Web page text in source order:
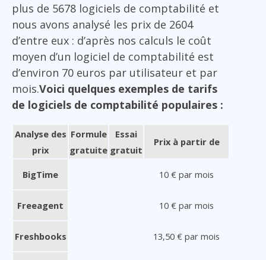
plus de 5678 logiciels de comptabilité et
nous avons analysé les prix de 2604
d’entre eux : d’après nos calculs le coût
moyen d’un logiciel de comptabilité est
d’environ 70 euros par utilisateur et par
mois.Voici quelques exemples de tarifs
de logiciels de comptabilité populaires :
Analyse des
prix
Formule
gratuite
Essai
gratuit
Prix à partir de
BigTime 10 € par mois
Freeagent 10 € par mois
Freshbooks 13,50 € par mois